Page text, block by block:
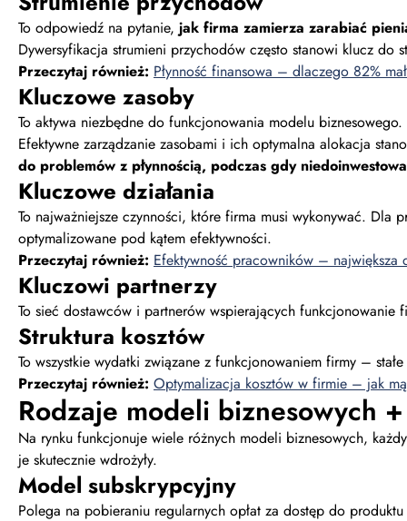
To odpowiedź na pytanie, jak firma zamierza zarabiać
Dywersyfikacja strumieni przychodów często stanowi klucz do
Przeczytaj również: Płynność finansowa – dlaczego 82%
Kluczowe zasoby
To aktywa niezbędne do funkcjonowania modelu
Efektywne zarządzanie zasobami i ich optymalna alokacja
do problemów z płynnością, podczas gdy
Kluczowe działania
To najważniejsze czynności, które firma musi wykonywać.
optymalizowane pod kątem efektywności.
Przeczytaj również: Efektywność pracowników – największa
Kluczowi partnerzy
To sieć dostawców i partnerów wspierających
Struktura kosztów
To wszystkie wydatki związane z funkcjonowaniem firmy –
Przeczytaj również: Optymalizacja kosztów w firmie – jak
Rodzaje modeli biznesowych
Na rynku funkcjonuje wiele różnych modeli biznesowych,
je skutecznie wdrożyły.
Model subskrypcyjny
Polega na pobieraniu regularnych opłat za dostęp do